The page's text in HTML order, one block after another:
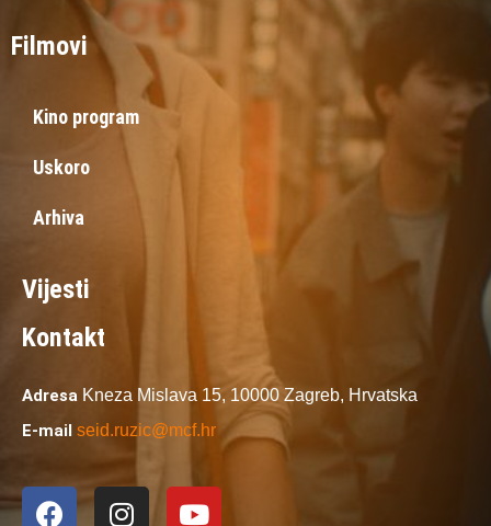
Filmovi
Kino program
Uskoro
Arhiva
Vijesti
Kontakt
Adresa Kneza Mislava 15, 10000 Zagreb, Hrvatska
E-mail seid.ruzic@mcf.hr